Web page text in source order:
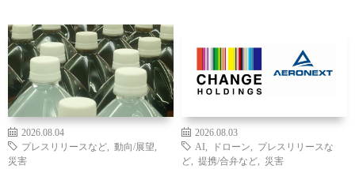
2026.08.04
プレスリリースなど
動向/展望
災害
2026.08.03
AI
ドローン
プレスリリースな
ど
提携/合弁など 災害